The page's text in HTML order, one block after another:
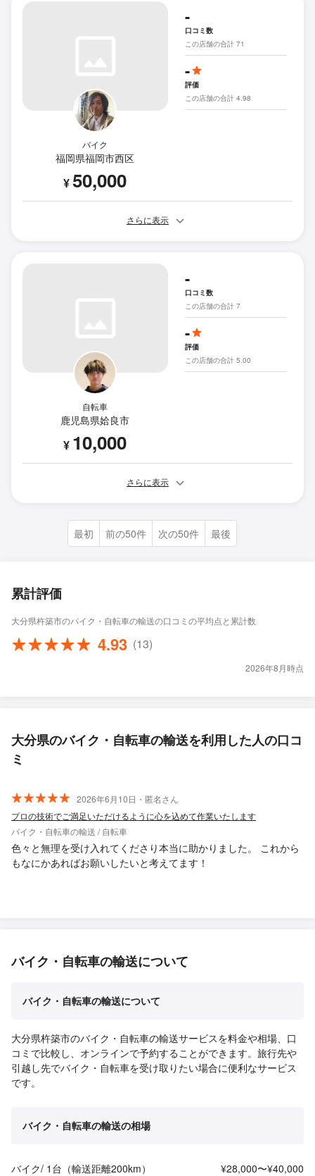
バイク
福岡県福岡市西区
¥50,000
-
口コミ数
この店舗の合計 71
-
評価
この店舗の合計 4.98
さらに表示
自転車
鹿児島県姶良市
¥ 10,000
-
口コミ数
この店舗の合計 7
-
評価
この店舗の合計 5.00
さらに表示
最初 前の50件 次の50件 最後
累計評価
大分県杵築市のバイク・自転車の輸送の口コミの平均点と累計数
4.93 (13)
2026年8月時点
大分県のバイク・自転車の輸送を利用した人の口コ
ミ
2026年6月10日・匿名さん
プロの技術でご満足いただけるように心を込めて作業いたします
バイク・自転車の輸送 / 自転車
色々と無理を受け入れてくださり本当に助かりました。 これから
もなにかあればお願いしたいと考えてます！
バイク・自転車の輸送について
バイク・自転車の輸送について
大分県杵築市のバイク・自転車の輸送サービスを料金や相場、口
コミで比較し、オンラインで予約することができます。旅行先や
引越し先でバイク・自転車を受け取りたい場合に便利なサービス
です。
バイク・自転車の輸送の相場
バイク/ 1台（輸送距離200km）
¥28,000〜¥40,000